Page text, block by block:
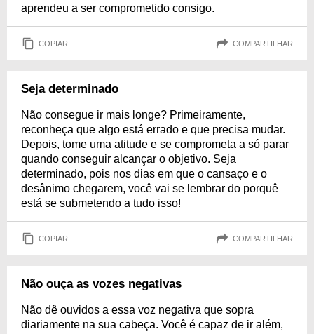
aprendeu a ser comprometido consigo.
COPIAR COMPARTILHAR
Seja determinado
Não consegue ir mais longe? Primeiramente,
reconheça que algo está errado e que precisa mudar.
Depois, tome uma atitude e se comprometa a só parar
quando conseguir alcançar o objetivo. Seja
determinado, pois nos dias em que o cansaço e o
desânimo chegarem, você vai se lembrar do porquê
está se submetendo a tudo isso!
COPIAR COMPARTILHAR
Não ouça as vozes negativas
Não dê ouvidos a essa voz negativa que sopra
diariamente na sua cabeça. Você é capaz de ir além,